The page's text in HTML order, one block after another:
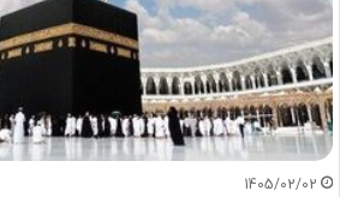
1405/02/02